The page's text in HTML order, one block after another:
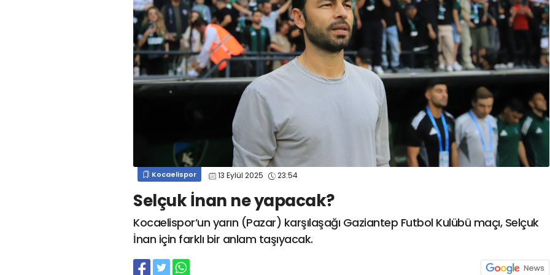
mert cengiz
#engin koyun #fırat
gülspor41
#kocaelispor #mert
cengiz
#erdem övüç #gençlerbirliği
# eleke #lua lua #barış alıcı
#
metin diyadinspor41
#erdem övüç
#
kocaelispor
#beykan şimşek
spor41
# kocaelispor
Kocaelispor 13 Eylül 2025 23:54
Selçuk İnan ne yapacak?
Kocaelispor’un yarın (Pazar) karşılaşağı Gaziantep Futbol Kulübü maçı, Selçuk
İnan için farklı bir anlam taşıyacak.